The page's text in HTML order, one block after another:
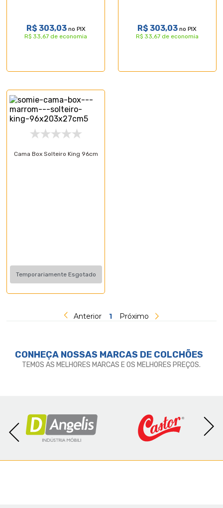
R$ 303,03no PIX
R$ 33,67 de economia
R$ 303,03 no PIX
R$ 33,67 de economia
Cama Box Solteiro King 96cm
Temporariamente Esgotado
Anterior 1 Próximo
CONHEÇA NOSSAS MARCAS DE COLCHÕES
TEMOS AS MELHORES MARCAS E OS MELHORES PREÇOS.